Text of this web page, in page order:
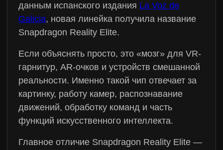
данным испанского издания La Voz de
Galicia, новая линейка получила название
Snapdragon Reality Elite.
Если объяснять просто, это «мозг» для VR-
гарнитур, AR-очков и устройств смешанной
реальности. Именно такой чип отвечает за
картинку, работу камер, распознавание
движений, обработку команд и часть
функций искусственного интеллекта.
Главное отличие Snapdragon Reality Elite —